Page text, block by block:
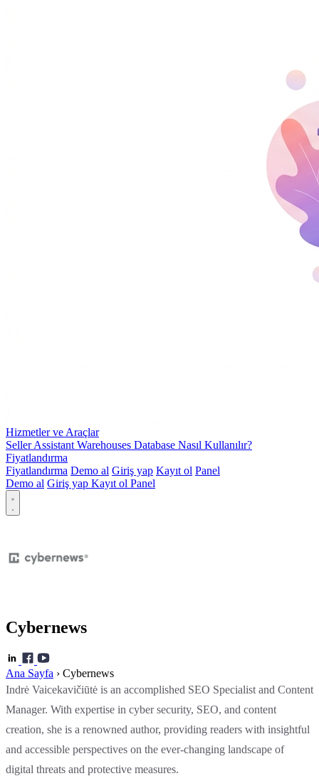
Hizmetler ve Araçlar
Seller Assistant Warehouses Database Nasıl Kullanılır?
Fiyatlandırma
Fiyatlandırma Demo al Giriş yap Kayıt ol Panel
Demo al Giriş yap Kayıt ol Panel
Cybernews
Ana Sayfa › Cybernews
Indrė Vaicekavičiūtė is an accomplished SEO Specialist and Content
Manager. With expertise in cyber security, SEO, and content
creation, she is a renowned author, providing readers with insightful
and accessible perspectives on the ever-changing landscape of
digital threats and protective measures.